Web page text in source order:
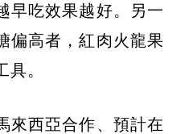
早吃效果越好。另一
偏高者，紅肉火龍果
。
來西亞合作、預計在